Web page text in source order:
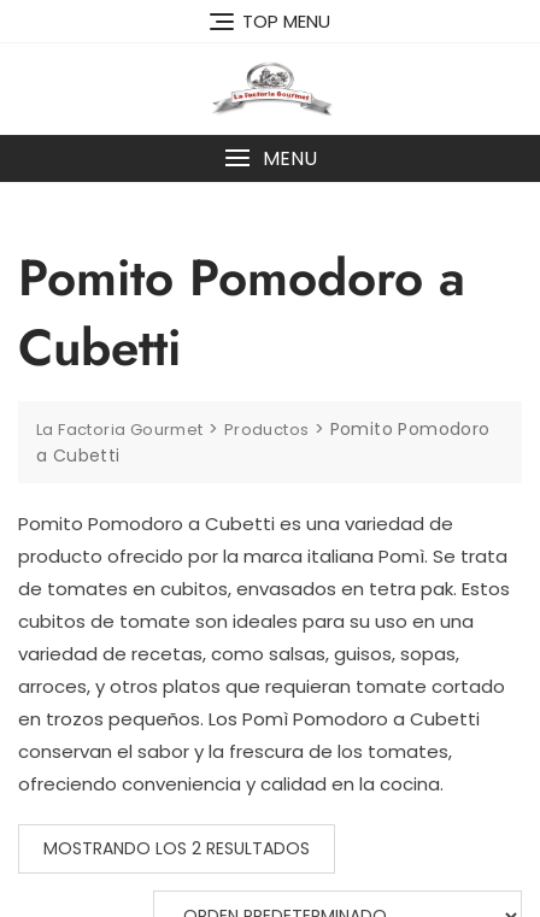
TOP MENU
MENU
Pomito Pomodoro a
Cubetti
La Factoria Gourmet > Productos > Pomito Pomodoro
a Cubetti
Pomito Pomodoro a Cubetti es una variedad de
producto ofrecido por la marca italiana Pomì. Se trata
de tomates en cubitos, envasados en tetra pak. Estos
cubitos de tomate son ideales para su uso en una
variedad de recetas, como salsas, guisos, sopas,
arroces, y otros platos que requieran tomate cortado
en trozos pequeños. Los Pomì Pomodoro a Cubetti
conservan el sabor y la frescura de los tomates,
ofreciendo conveniencia y calidad en la cocina.
MOSTRANDO LOS 2 RESULTADOS